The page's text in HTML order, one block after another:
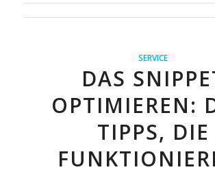
SERVICE
DAS
OPTIMIEREN:
TIPPS, DIE